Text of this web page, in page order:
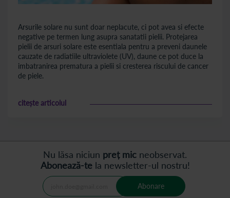
Arsurile solare nu sunt doar neplacute, ci pot avea si efecte
negative pe termen lung asupra sanatatii pielii. Protejarea
pielii de arsuri solare este esentiala pentru a preveni daunele
cauzate de radiatiile ultraviolete (UV), daune ce pot duce la
imbatranirea prematura a pielii si cresterea riscului de cancer
de piele.
citește articolul
Nu lăsa niciun preț mic neobservat.
Abonează-tela newsletter-ul nostru!
Abonare